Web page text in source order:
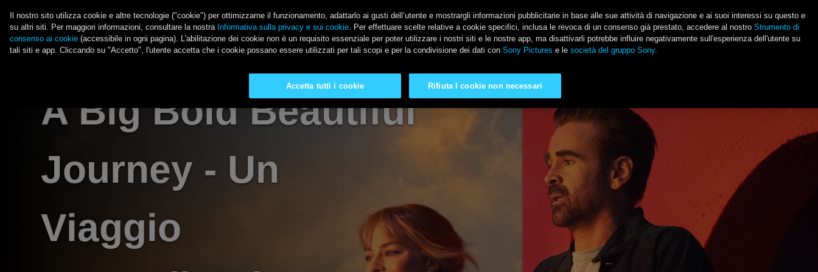
Il nostro sito utilizza cookie e altre tecnologie ("cookie") per ottimizzarne il funzionamento, adattarlo ai gusti dell’utente e mostrargli informazioni pubblicitarie in base alle sue attività di navigazione e ai suoi interessi su questo e
su altri siti. Per maggiori informazioni, consultare la nostra Informativa sulla privacy e sui cookie. Per effettuare scelte relative a cookie specifici, inclusa le revoca di un consenso già prestato, accedere al nostro Strumento di
consenso ai cookie (accessibile in ogni pagina). L'abilitazione dei cookie non è un requisito essenziale per poter utilizzare i nostri siti e le nostre app, ma disattivarli potrebbe influire negativamente sull'esperienza dell'utente su
tali siti e app. Cliccando su "Accetto", l'utente accetta che i cookie possano essere utilizzati per tali scopi e per la condivisione dei dati con Sony Pictures e le società del gruppo Sony.
Rifiuta I cookie non necessari
Accetta tutti i cookie
Main Menu
LE ULTIME NOVITÀ SONY PICTURES Social
A Big Bold Beautiful
Journey - Un
Viaggio